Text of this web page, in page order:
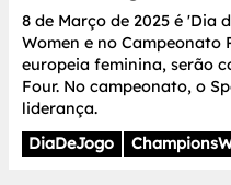
8 de Março de 2025 é 'Dia
Women e no Campeonato
europeia feminina, serão
Four. No campeonato, o
liderança.
DiaDeJogo